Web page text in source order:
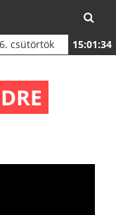
csütörtök 15:01:35